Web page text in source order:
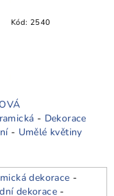
Kód: 2540
- Dekorace
- Umělé květiny
dekorace -
dekorace -